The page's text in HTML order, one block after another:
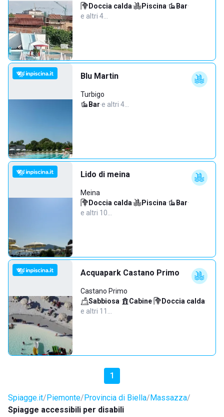
Doccia calda· Piscina· Bar·
e altri 4…
Blu Martin
Turbigo
Bar·e altri 4…
Lido di meina
Meina
Doccia calda· Piscina· Bar·
e altri 10…
Acquapark Castano Primo
Castano Primo
Sabbiosa· Cabine· Doccia calda·
e altri 11…
1
Spiagge.it Piemonte Provincia di Biella Massazza
Spiagge accessibili per disabili